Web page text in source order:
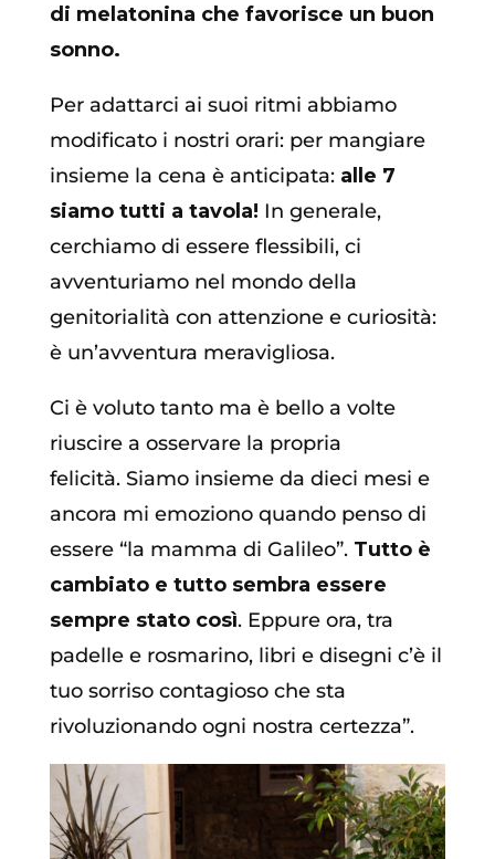
di melatonina che favorisce un buon
sonno.
Per adattarci ai suoi ritmi abbiamo
modificato i nostri orari: per mangiare
insieme la cena è anticipata: alle 7
siamo tutti a tavola! In generale,
cerchiamo di essere flessibili, ci
avventuriamo nel mondo della
genitorialità con attenzione e curiosità:
è un’avventura meravigliosa.
Ci è voluto tanto ma è bello a volte
riuscire a osservare la propria
felicità. Siamo insieme da dieci mesi e
ancora mi emoziono quando penso di
essere “la mamma di Galileo”. Tutto è
cambiato e tutto sembra essere
sempre stato così. Eppure ora, tra
padelle e rosmarino, libri e disegni c’è il
tuo sorriso contagioso che sta
rivoluzionando ogni nostra certezza”.